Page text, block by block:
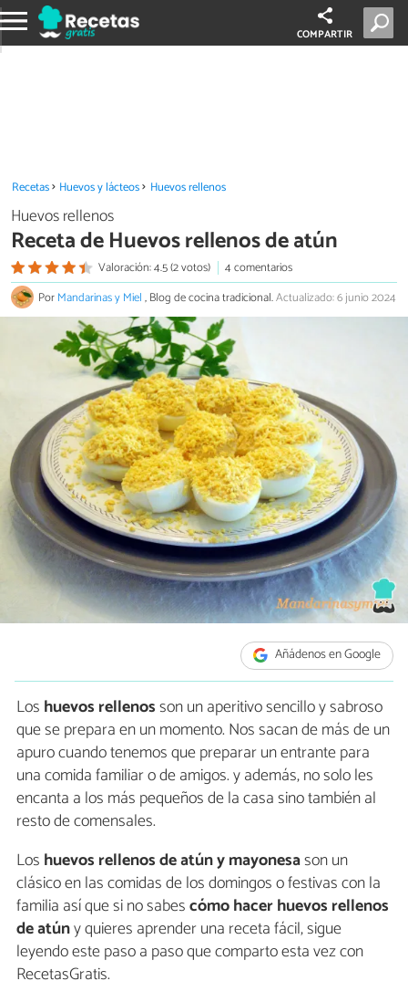
COMPARTIR
Recetas Huevos y lácteos Huevos rellenos
Huevos rellenos
Receta de Huevos rellenos de atún
Valoración: 4.5 (2 votos)
4 comentarios
PorMandarinas y Miel, Blog de cocina tradicional.Actualizado: 6 junio 2024
Añádenos en Google
Los huevos rellenosson un aperitivo sencillo y sabroso
que se prepara en un momento. Nos sacan de más de un
apuro cuando tenemos que preparar un entrante para
una comida familiar o de amigos. y además, no solo les
encanta a los más pequeños de la casa sino también al
resto de comensales.
Los huevos rellenos de atún y mayonesason un
clásico en las comidas de los domingos o festivas con la
familia así que si no sabescómo hacer huevos rellenos
de atúny quieres aprender una receta fácil, sigue
leyendo este paso a paso que comparto esta vez con
RecetasGratis.